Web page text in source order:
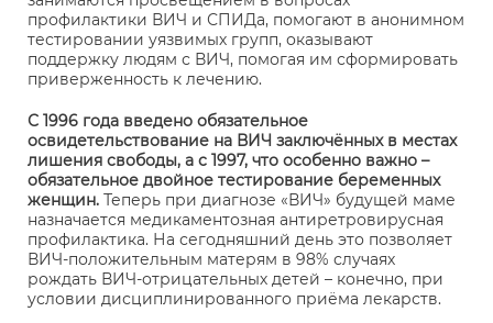
профилактики ВИЧ и СПИДа, помогают в анонимном
тестировании уязвимых групп, оказывают
поддержку людям с ВИЧ, помогая им сформировать
приверженность к лечению.
С 1996 года введено обязательное
освидетельствование на ВИЧ заключённых в местах
лишения свободы, а с 1997, что особенно важно –
обязательное двойное тестирование беременных
женщин. Теперь при диагнозе «ВИЧ» будущей маме
назначается медикаментозная антиретровирусная
профилактика. На сегодняшний день это позволяет
ВИЧ-положительным матерям в 98% случаях
рождать ВИЧ-отрицательных детей – конечно, при
условии дисциплинированного приёма лекарств.